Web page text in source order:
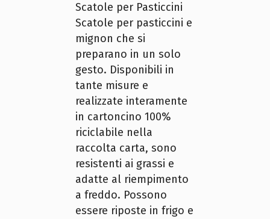
Scatole per Pasticcini
Scatole per pasticcini e
mignon che si
preparano in un solo
gesto. Disponibili in
tante misure e
realizzate interamente
in cartoncino 100%
riciclabile nella
raccolta carta, sono
resistenti ai grassi e
adatte al riempimento
a freddo. Possono
essere riposte in frigo e